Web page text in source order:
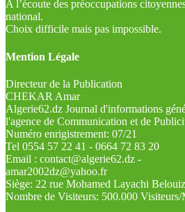
A l’écoute des préoccupations
national.
Choix difficile mais pas impossible.
Mention Légale
Directeur de la Publication
CHEKAR Amar
Algerie62.dz Journal d'informations
l'agence de Communication et de
Numéro enrigistrement: 07/21
Tel 0554 57 22 41 - 0664 72 83 20
Email : contact@algerie62.dz -
amar2002dz@yahoo.fr
Siège: 22 rue Mohamed Layachi
Nombre de Visiteurs: 500.000 Visiteurs/